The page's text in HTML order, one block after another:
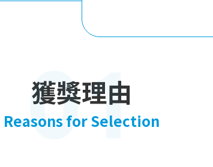
01
獲獎理由
Reasons for Selection